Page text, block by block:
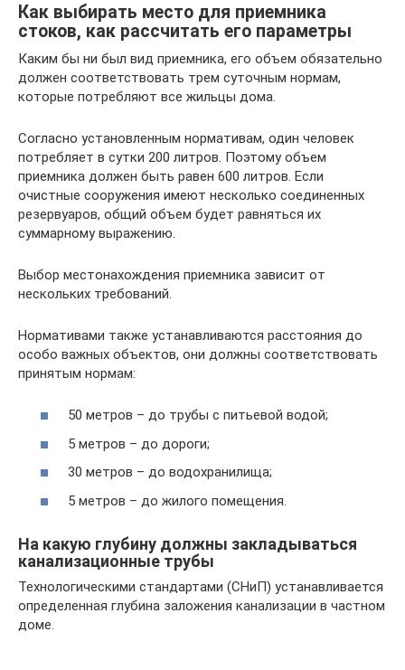
Как выбирать место для приемника
стоков, как рассчитать его параметры
Каким бы ни был вид приемника, его объем обязательно
должен соответствовать трем суточным нормам,
которые потребляют все жильцы дома.
Согласно установленным нормативам, один человек
потребляет в сутки 200 литров. Поэтому объем
приемника должен быть равен 600 литров. Если
очистные сооружения имеют несколько соединенных
резервуаров, общий объем будет равняться их
суммарному выражению.
Выбор местонахождения приемника зависит от
нескольких требований.
Нормативами также устанавливаются расстояния до
особо важных объектов, они должны соответствовать
принятым нормам:
50 метров – до трубы с питьевой водой;
5 метров – до дороги;
30 метров – до водохранилища;
5 метров – до жилого помещения.
На какую глубину должны закладываться
канализационные трубы
Технологическими стандартами (СНиП) устанавливается
определенная глубина заложения канализации в частном
доме.